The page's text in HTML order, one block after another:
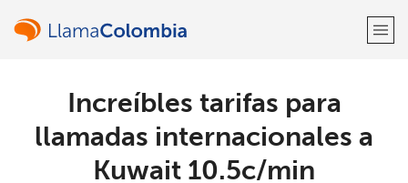
¡Bienvenido!
Increíbles tarifas para
llamadas internacionales a
Kuwait ⁦10.5c⁩/min